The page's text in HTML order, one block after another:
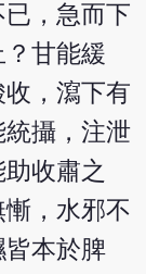
，急而下
甘能緩
，瀉下有
統攝，注泄
收肅之
，水邪不
本於脾